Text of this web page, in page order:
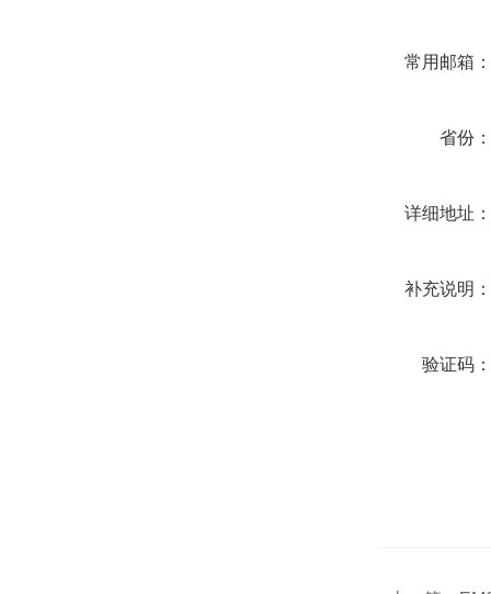
常用邮箱
省份
详细地址
补充说明
验证码